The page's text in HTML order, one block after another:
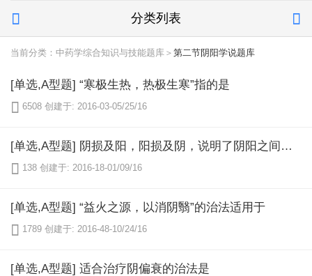
 分类列表 
当前分类：中药学综合知识与技能题库＞ 第二节阴阳学说题库
[单选,A型题] “寒极生热，热极生寒”指的是
 6508 创建于: 2016-03-05/25/16
[单选,A型题] 阴损及阳，阳损及阴，说明了阴阳之间的哪种关系?
 138 创建于: 2016-18-01/09/16
[单选,A型题] “益火之源，以消阴翳”的治法适用于
 1789 创建于: 2016-48-10/24/16
[单选,A型题] 适合治疗阴偏衰的治法是